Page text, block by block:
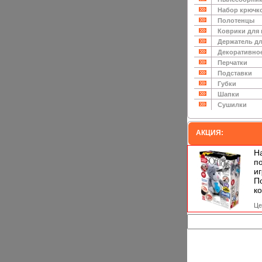
Набор
Полотенцы
Коврики для
Держатель
Перчатки
Подставки
Губки
Шапки
Сушилки
АКЦИЯ: